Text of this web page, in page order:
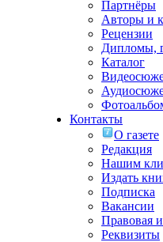
Партнёры
Авторы и
Рецензии
Дипломы,
Каталог
Контакты
О газете
Редакция
Нашим
Издать
Подписка
Вакансии
Правовая
Реквизиты